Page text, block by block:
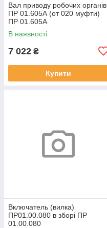
Вал приводу робочих органів
ПР 01.605А (от 020 муфти)
ПР 01.605А
В наявності
7 022 ₴
Купити
Включатель (вилка)
ПР01.00.080 в зборі ПР
01.00.080